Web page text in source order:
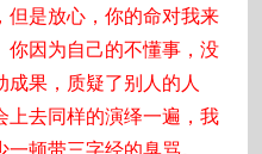
但是放心，你的命对我来
你因为自己的不懂事，没
果，质疑了别人的人
上去同样的演绎一遍，我